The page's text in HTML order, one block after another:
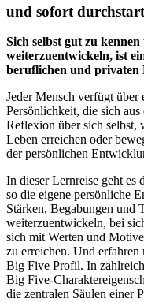
und sofort
Sich selbst gut zu
weiterzuentwickeln, ist
beruflichen und privaten
Jeder Mensch verfügt
Persönlichkeit, die sich
Reflexion über sich selbst,
Leben erreichen oder
der persönlichen
In dieser Lernreise geht es
so die eigene persönliche
Stärken, Begabungen und
weiterzuentwickeln, bei
sich mit Werten und
zu erreichen. Und erfahren
Big Five Profil. In
Big Five-
die zentralen Säulen einer